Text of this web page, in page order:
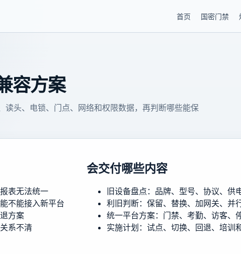
首页 国密门禁
容方案
头、电锁、门点、网络和权限数据，再判断哪些能保
表无法统一
不能接入新平台
方案
系不清
会交付哪些内容
旧设备盘点：品牌、型号、协议、供
利旧判断：保留、替换、加网关、并
统一平台方案：门禁、考勤、访客、
实施计划：试点、切换、回退、培训